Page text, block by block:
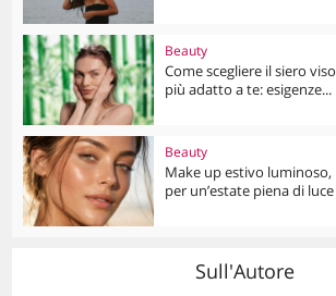
Beauty
Come scegliere il siero viso
più adatto a te: esigenze...
Beauty
Make up estivo luminoso,
per un’estate piena di luce
Sull'Autore